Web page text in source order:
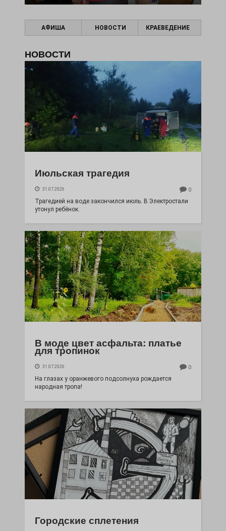
АФИША НОВОСТИ КРАЕВЕДЕНИЕ
НОВОСТИ
Июльская трагедия
31.07.2026 0
Трагедией на воде закончился июль. В Электростали
утонул ребёнок.
В моде цвет асфальта: платье
для тропинок
31.07.2026 0
На глазах у оранжевого подсолнуха рождается
народная тропа!
Городские сплетения